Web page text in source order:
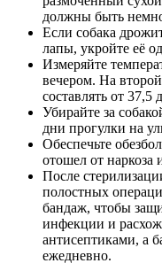
должны быть
Если собака
лапы, укройте её
Измеряйте
вечером. На
составлять от 37,5
Убирайте за
дни прогулки на
Обеспечьте
отошел от наркоза
После
полостных
бандаж, чтобы
инфекции и
антисептиками, а
ежедневно.